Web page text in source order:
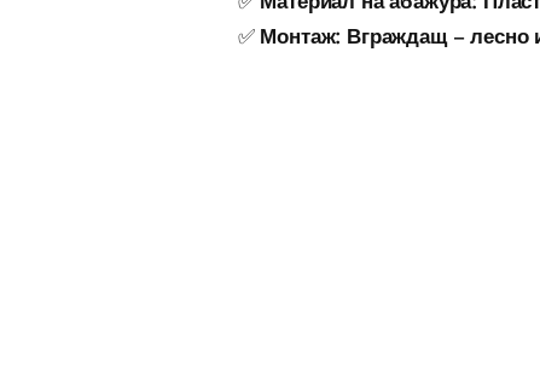
✅ Монтаж: Вграждащ–лесно